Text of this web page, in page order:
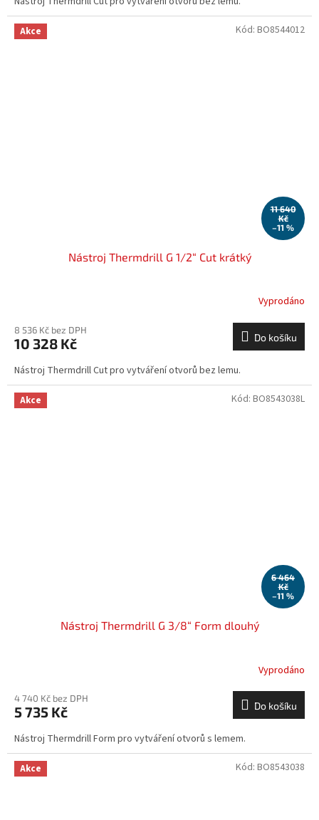
Akce
11 640
Kč
–11 %
Nástroj Thermdrill G 1/2“ Cut krátký
Vyprodáno
8 536 Kč bez DPH
10 328 Kč Do košíku
Nástroj Thermdrill Cut pro vytváření otvorů bez lemu.
Kód: BO8544012
Akce
6 464
Kč
–11 %
Nástroj Thermdrill G 3/8“ Form dlouhý
Vyprodáno
4 740 Kč bez DPH
5 735 Kč Do košíku
Nástroj Thermdrill Form pro vytváření otvorů s lemem.
Kód: BO8543038L
Akce Kód: BO8543038